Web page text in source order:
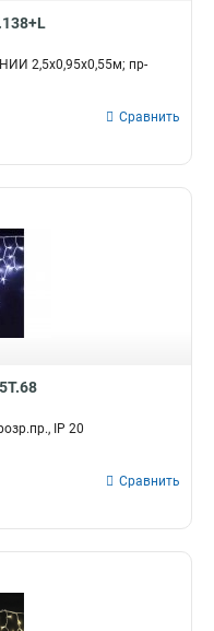
2,5х0,95х0,55м; пр-
Сравнить
IP 20
Сравнить